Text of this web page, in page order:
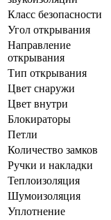
Класс безопасности
Угол открывания
Направление
открывания
Тип открывания
Цвет снаружи
Цвет внутри
Блокираторы
Петли
Количество замков
Ручки и накладки
Теплоизоляция
Шумоизоляция
Уплотнение